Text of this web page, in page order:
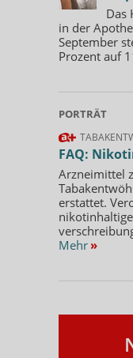
Das
in der
September
Prozent auf
PORTRÄT
FAQ:
Arzneimittel
erstattet.
Mehr »